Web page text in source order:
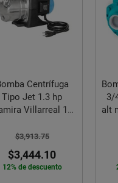
Centrífuga
Tipo Jet 1.3 hp
Villarreal 110
$3,913.75
$3,444.10
12% de descuento
3/
alt